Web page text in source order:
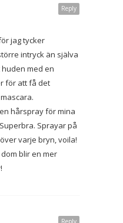
Reply
jag tycker
intryck än själva
med en
för att få det
hårspray för mina
Sprayar på
varje bryn, voila!
blir en mer
Reply